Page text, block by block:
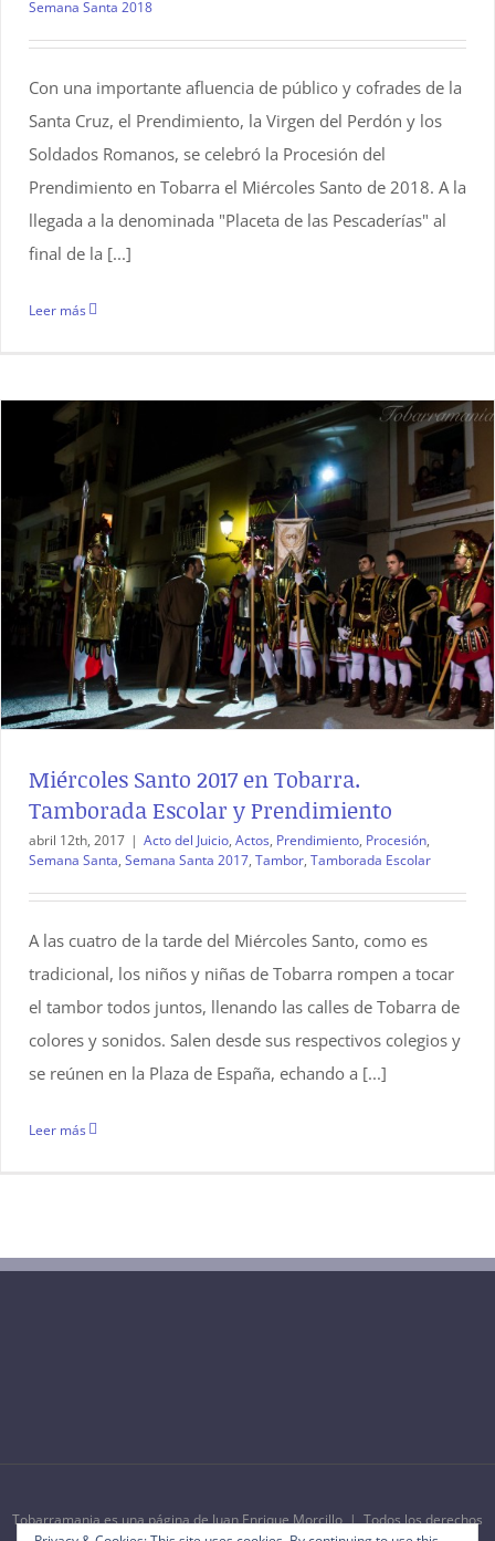
Semana Santa 2018
Con una importante afluencia de público y cofrades de la
Santa Cruz, el Prendimiento, la Virgen del Perdón y los
Soldados Romanos, se celebró la Procesión del
Prendimiento en Tobarra el Miércoles Santo de 2018. A la
llegada a la denominada "Placeta de las Pescaderías" al
final de la [...]
Leer más
Miércoles Santo 2017 en Tobarra.
Tamborada Escolar y Prendimiento
abril 12th, 2017 | Acto del Juicio, Actos, Prendimiento, Procesión,
Semana Santa, Semana Santa 2017, Tambor, Tamborada Escolar
A las cuatro de la tarde del Miércoles Santo, como es
tradicional, los niños y niñas de Tobarra rompen a tocar
el tambor todos juntos, llenando las calles de Tobarra de
colores y sonidos. Salen desde sus respectivos colegios y
se reúnen en la Plaza de España, echando a [...]
Leer más
Tobarramania es una página de Juan Enrique Morcillo | Todos los derechos